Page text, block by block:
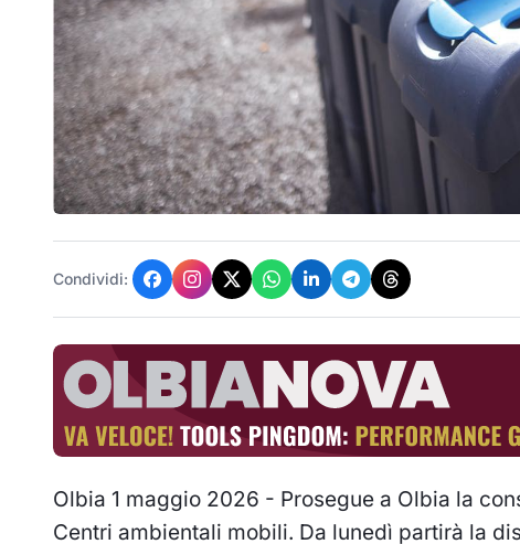
Condividi:
Olbia 1 maggio 2026 - Prosegue a Olbia la
Centri ambientali mobili. Da lunedì partirà la